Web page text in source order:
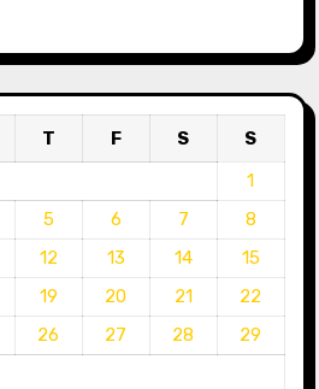
T F S
S
1
5 6 7
8
12 13 14
15
19 20 21
22
26 27 28
29